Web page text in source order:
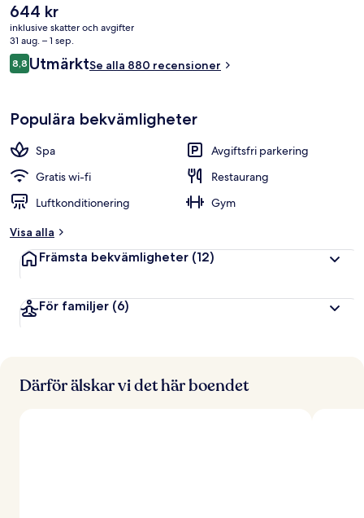
Det
nuvarande
priset
är
644 kr
644 kr
inklusive skatter och avgifter
31 aug. – 1 sep.
Recensioner
8,88,8 av 10,
UtmärktSe alla 880 recensioner
Populära bekvämligheter
Spa
Avgiftsfri parkering
Gratis wi-fi
Restaurang
Luftkonditionering
Gym
Visa alla
Främsta bekvämligheter (12)
För familjer (6)
Därför älskar vi det här boendet